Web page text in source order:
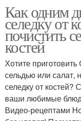
Как одним
селедку от
почистить
костей
Хотите
сельдью или салат,
селедку от костей?
ваши любимые
Видео-рецептами